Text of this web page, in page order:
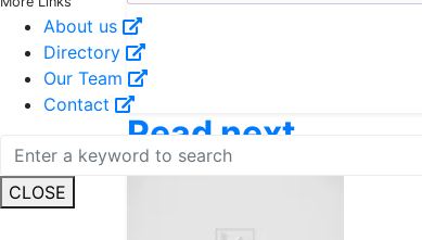
About us
Directory
Our Team
Contact
CLOSE
Read next